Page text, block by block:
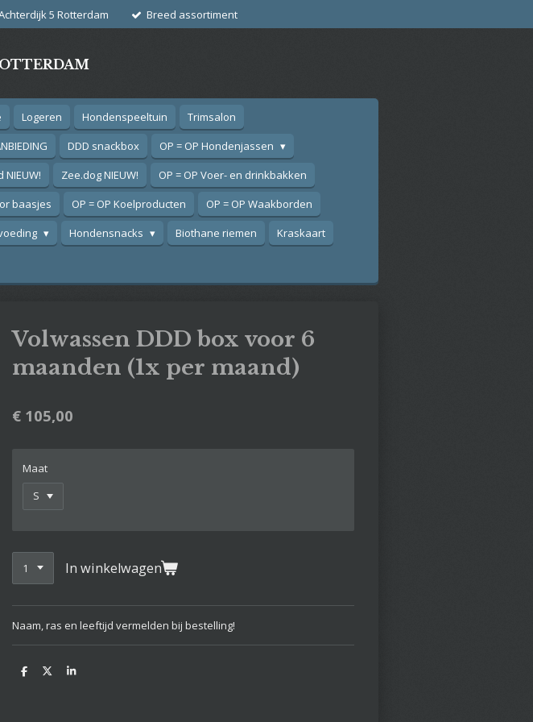
5 Rotterdam Breed assortiment
Logeren Hondenspeeltuin
Trimsalon
DDD snackbox
OP = OP Hondenjassen
NIEUW! Zee.dog NIEUW!
OP = OP Voer- en drinkbakken
baasjes OP = OP Koelproducten
OP = OP Waakborden
Hondensnacks Biothane riemen
Kraskaart
Volwassen DDD box voor 6
maanden (1x per maand)
€ 105,00
Maat
In winkelwagen
Naam, ras en leeftijd vermelden bij bestelling!
D
D
S